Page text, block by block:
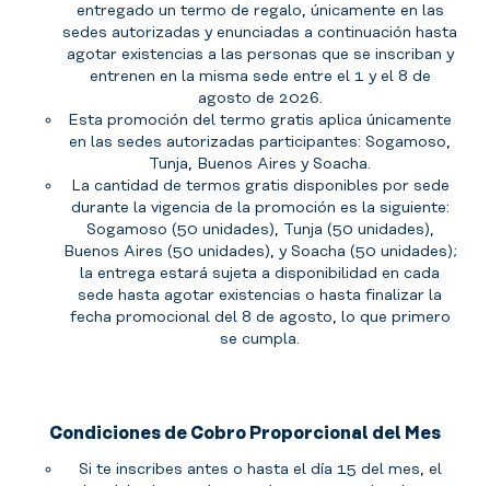
entregado un termo de regalo, únicamente en las
sedes autorizadas y enunciadas a continuación hasta
agotar existencias a las personas que se inscriban y
entrenen en la misma sede entre el 1 y el 8 de
agosto de 2026.
Esta promoción del termo gratis aplica únicamente
en las sedes autorizadas participantes: Sogamoso,
Tunja, Buenos Aires y Soacha.
La cantidad de termos gratis disponibles por sede
durante la vigencia de la promoción es la siguiente:
Sogamoso (50 unidades), Tunja (50 unidades),
Buenos Aires (50 unidades), y Soacha (50 unidades);
la entrega estará sujeta a disponibilidad en cada
sede hasta agotar existencias o hasta finalizar la
fecha promocional del 8 de agosto, lo que primero
se cumpla.
Condiciones de Cobro Proporcional del Mes
Si te inscribes antes o hasta el día 15 del mes, el